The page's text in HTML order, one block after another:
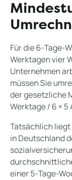
Für die 6-Tage-
Werktagen vier
Unternehmen
müssen Sie
der gesetzliche
Werktage / 6 ×
Tatsächlich
in Deutschland
einer 5-Tage-